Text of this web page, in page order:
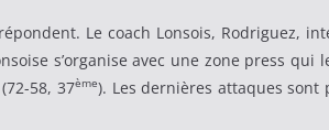
Le coach Lonsois, Rodriguez,
s’organise avec une zone press
58, 37ème). Les dernières attaques